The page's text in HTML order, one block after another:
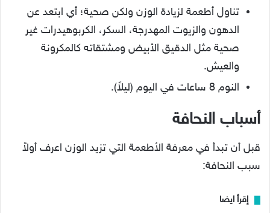
تناول أطعمة لزيادة الوزن ولكن صحية؛ أي ابتعد عن
الدهون والزيوت المهدرجة، السكر، الكربوهيدرات غير
صحية مثل الدقيق الأبيض ومشتقاته كالمكرونة
والعيش.
النوم 8 ساعات في اليوم (ليلاً).
أسباب النحافة
قبل أن تبدأ في معرفة الأطعمة التي تزيد الوزن اعرف أولاً
سبب النحافة:
إقرأ ايضا